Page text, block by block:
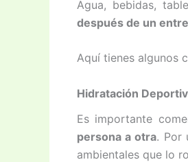
Agua, bebidas,
después de un
Aquí tienes algunos
Hidratación
Es importante
persona a otra. Por
ambientales que lo